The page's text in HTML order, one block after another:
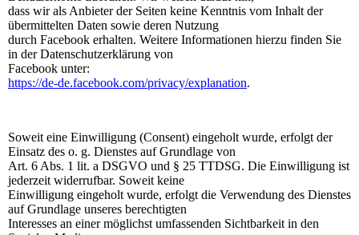
dass wir als Anbieter der Seiten keine Kenntnis vom Inhalt der
übermittelten Daten sowie deren Nutzung
durch Facebook erhalten. Weitere Informationen hierzu finden Sie
in der Datenschutzerklärung von
Facebook unter:
https://de-de.facebook.com/privacy/explanation.
Soweit eine Einwilligung (Consent) eingeholt wurde, erfolgt der
Einsatz des o. g. Dienstes auf Grundlage von
Art. 6 Abs. 1 lit. a DSGVO und § 25 TTDSG. Die Einwilligung ist
jederzeit widerrufbar. Soweit keine
Einwilligung eingeholt wurde, erfolgt die Verwendung des Dienstes
auf Grundlage unseres berechtigten
Interesses an einer möglichst umfassenden Sichtbarkeit in den